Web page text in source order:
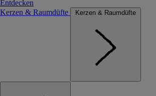
Entdecken
Kerzen & Raumdüfte
Kerzen & Raumdüfte